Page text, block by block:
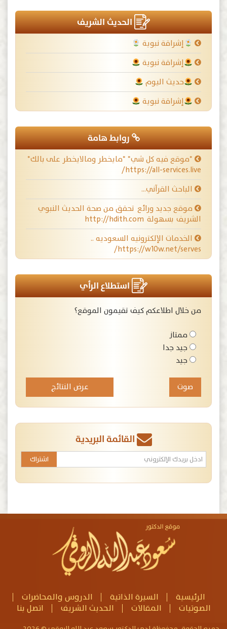
الحديث الشريف
إشراقة نبوية
إشراقة نبوية
حديث اليوم
إشراقة نبوية
روابط هامة
*موقع فيه كل شي* *مايخطر ومالايخطر على بالك*
https://all-services.live/
الباحث القرآني…
موقع جديد ورائع تحقق من صحة الحديث النبوي
الشريف بسهولة http://hdith.com
الخدمات الإلكترونيه السعوديه ..
https://w10w.net/serves/
استطلاع الرأي
من خلال اطلاعكم كيف تقيمون الموقع؟
ممتاز
جيد جدا
جيد
عرض النتائج
القائمة البريدية
الرئيسية السيرة الذاتية
الدروس والمحاضرات
الصوتيات
المقالات الحديث الشريف اتصل بنا